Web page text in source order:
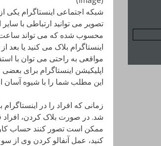
شبکه اجتماعی اینستاگرام یکی
تصویر می توانید ارتباطی با
محسوب شده که می تواند ساعت
اینستاگرام بلاک می کنید یا
مواقعی به راحتی می توان با
اپلیکیشن اینستاگرام برای
این مطلب شما را با شیوه آسان
زمانی که افراد را در اینستاگرام
شد. در صورت بلاک کردن، افراد
ممکن است تصور کنند حساب
کنید، عمل آنفالو کردن وی از